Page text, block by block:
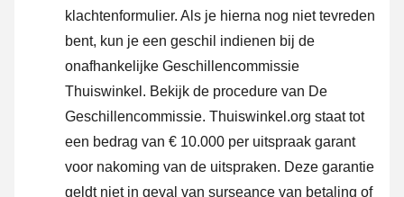
klachtenformulier. Als je hierna nog niet tevreden
bent, kun je een geschil indienen bij de
onafhankelijke Geschillencommissie
Thuiswinkel. Bekijk de procedure van De
Geschillencommissie. Thuiswinkel.org staat tot
een bedrag van € 10.000 per uitspraak garant
voor nakoming van de uitspraken. Deze garantie
geldt niet in geval van surseance van betaling of